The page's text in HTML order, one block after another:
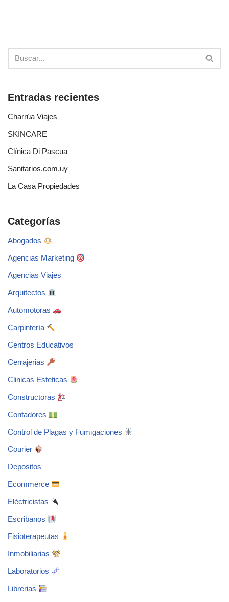
Entradas recientes
Charrúa Viajes
SKINCARE
Clínica Di Pascua
Sanitarios.com.uy
La Casa Propiedades
Categorías
Abogados
Agencias Marketing
Agencias Viajes
Arquitectos
Automotoras
Carpintería
Centros Educativos
Cerrajerias
Clinicas Esteticas
Constructoras
Contadores
Control de Plagas y Fumigaciones
Courier
Depositos
Ecommerce
Eléctricistas
Escribanos
Fisioterapeutas
Inmobiliarias
Laboratorios
Librerias